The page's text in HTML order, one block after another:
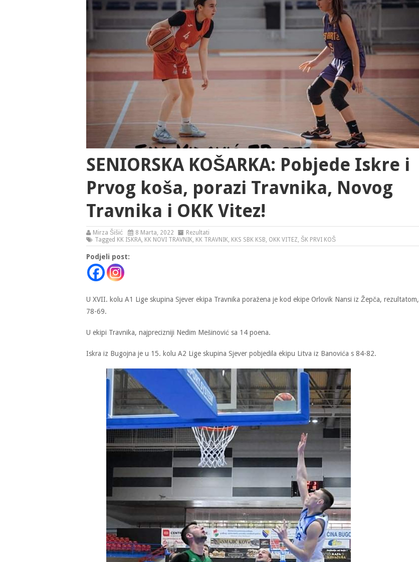
SENIORSKA KOŠARKA: Pobjede Iskre i
Prvog koša, porazi Travnika, Novog
Travnika i OKK Vitez!
Mirza Šišić 8 Marta, 2022
Rezultati
Tagged KK ISKRA, KK NOVI TRAVNIK, KK TRAVNIK, KKS SBK KSB, OKK VITEZ, ŠK PRVI KOŠ
Podjeli post:
U XVII. kolu A1 Lige skupina Sjever ekipa Travnika poražena je kod ekipe Orlovik Nansi iz Žepča, rezultatom,
78-69.
U ekipi Travnika, najprecizniji Nedim Mešinović sa 14 poena.
Iskra iz Bugojna je u 15. kolu A2 Lige skupina Sjever pobjedila ekipu Litva iz Banovića s 84-82.